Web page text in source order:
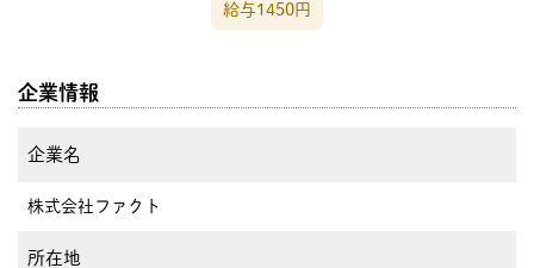
給与1450円
企業情報
企業名
株式会社ファクト
所在地